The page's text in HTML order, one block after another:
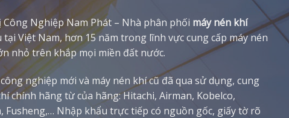
Nghiệp Nam Phát – Nhà phân phối máy nén khí
tại Việt Nam, hơn 15 năm trong lĩnh vực cung cấp máy nén
nhỏ trên khắp mọi miền đất nước.
nghiệp mới và máy nén khí cũ đã qua sử dụng, cung
chính hãng từ của hãng: Hitachi, Airman, Kobelco,
Fusheng,… Nhập khẩu trực tiếp có nguồn gốc, giấy tờ rõ